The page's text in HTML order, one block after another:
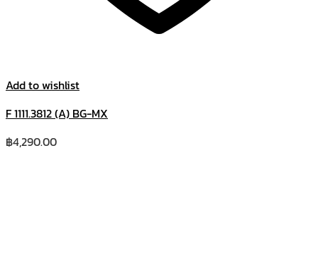
Add to wishlist
F 1111.3812 (A) BG-MX
฿4,290.00